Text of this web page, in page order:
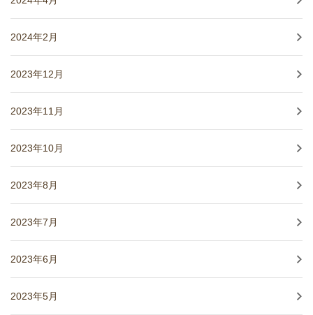
2024年2月
2023年12月
2023年11月
2023年10月
2023年8月
2023年7月
2023年6月
2023年5月